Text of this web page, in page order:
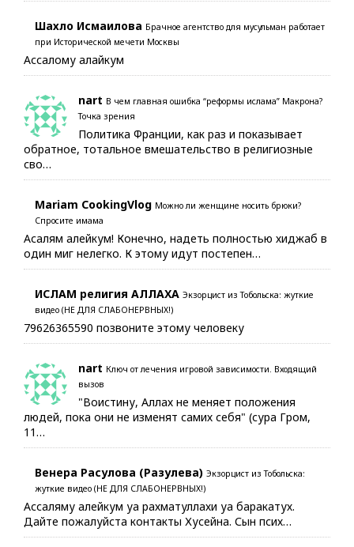
Шахло Исмаилова Брачное агентство для мусульман работает
при Исторической мечети Москвы
Ассалому алайкум
nart В чем главная ошибка “реформы ислама” Макрона?
Точка зрения
Политика Франции, как раз и показывает
обратное, тотальное вмешательство в религиозные
сво…
Mariam CookingVlog Можно ли женщине носить брюки?
Спросите имама
Асалям алейкум! Конечно, надеть полностью хиджаб в
один миг нелегко. К этому идут постепен…
ИСЛАМ религия АЛЛАХА Экзорцист из Тобольска: жуткие
видео (НЕ ДЛЯ СЛАБОНЕРВНЫХ!)
79626365590 позвоните этому человеку
nart Ключ от лечения игровой зависимости. Входящий
вызов
"Воистину, Аллах не меняет положения
людей, пока они не изменят самих себя" (сура Гром,
11…
Венера Расулова (Разулева) Экзорцист из Тобольска:
жуткие видео (НЕ ДЛЯ СЛАБОНЕРВНЫХ!)
Ассаляму алейкум уа рахматуллахи уа баракатух.
Дайте пожалуйста контакты Хусейна. Сын псих…